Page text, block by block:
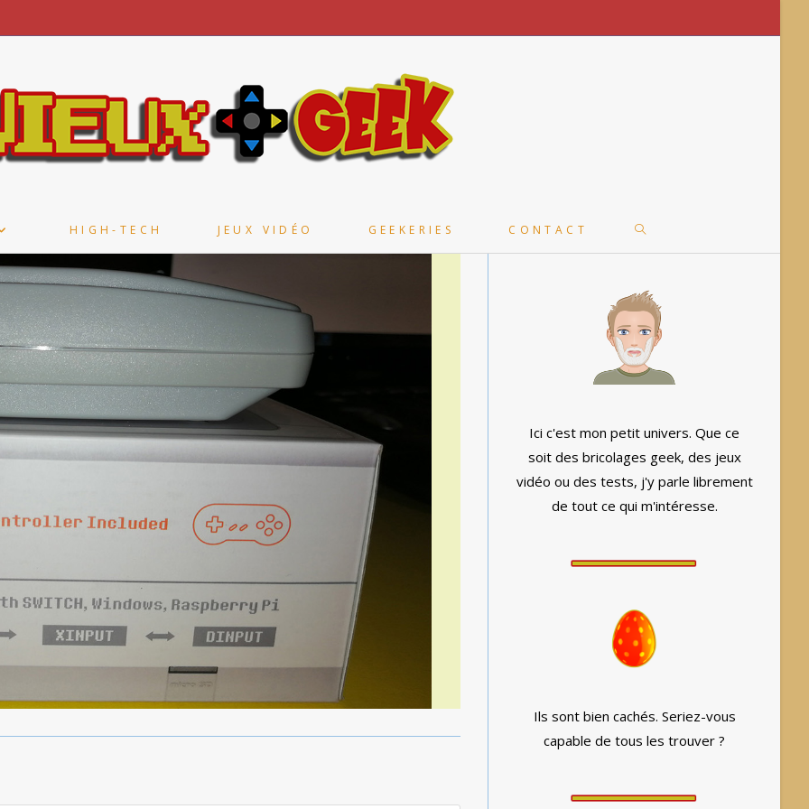
HIGH-TECH JEUX VIDÉO GEEKERIES CONTACT TOGGLE
SEARCH
Ici c'est mon petit univers. Que ce
soit des bricolages geek, des jeux
vidéo ou des tests, j'y parle librement
de tout ce qui m'intéresse.
Ils sont bien cachés. Seriez-vous
capable de tous les trouver ?